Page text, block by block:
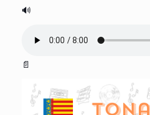
🔊
📄